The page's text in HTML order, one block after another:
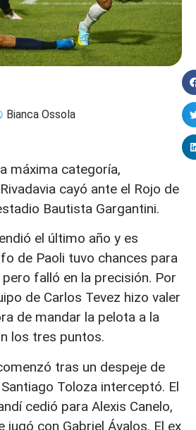
Bianca Ossola
máxima categoría,
cayó ante el Rojo de
Bautista Gargantini.
el último año y es
de Paoli tuvo chances para
falló en la precisión. Por
de Carlos Tevez hizo valer
de mandar la pelota a la
los tres puntos.
tras un despeje de
Toloza interceptó. El
cedió para Alexis Canelo,
jugó con Gabriel Ávalos. El ex